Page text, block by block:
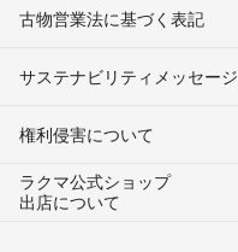
古物営業法に基づく表記
サステナビリティメッセージ
権利侵害について
ラクマ公式ショップ
出店について